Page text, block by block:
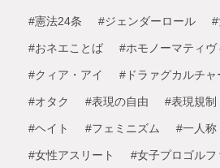
#憲法24条 #ジェンダーロール #
#おネエことば #ホモノーマティヴ
#クィア・アイ #ドラァグカルチャ
#オタク #表現の自由 #表現規制
#ヘイト #フェミニズム #一人称
#女性アスリート #女子プロゴルフ